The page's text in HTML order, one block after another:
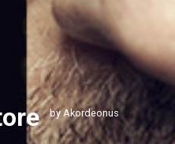
by Akordeonus